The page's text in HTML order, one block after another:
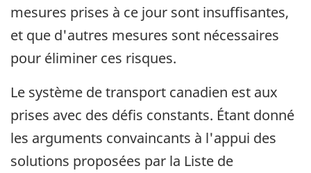
mesures prises à ce jour sont insuffisantes,
et que d'autres mesures sont nécessaires
pour éliminer ces risques.
Le système de transport canadien est aux
prises avec des défis constants. Étant donné
les arguments convaincants à l'appui des
solutions proposées par la Liste de